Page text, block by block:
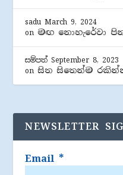
sadu March 9, 2024
on මඟ නොහැරේවා
සම්පත් September 8, 2023
onසිත සිතෙන්ම
NEWSLETTER
Email *